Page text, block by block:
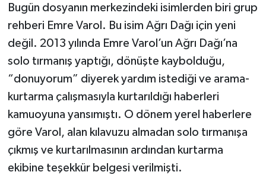
Bugün dosyanın merkezindeki isimlerden biri grup
rehberi Emre Varol. Bu isim Ağrı Dağı için yeni
değil. 2013 yılında Emre Varol’un Ağrı Dağı’na
solo tırmanış yaptığı, dönüşte kaybolduğu,
“donuyorum” diyerek yardım istediği ve arama-
kurtarma çalışmasıyla kurtarıldığı haberleri
kamuoyuna yansımıştı. O dönem yerel haberlere
göre Varol, alan kılavuzu almadan solo tırmanışa
çıkmış ve kurtarılmasının ardından kurtarma
ekibine teşekkür belgesi verilmişti.